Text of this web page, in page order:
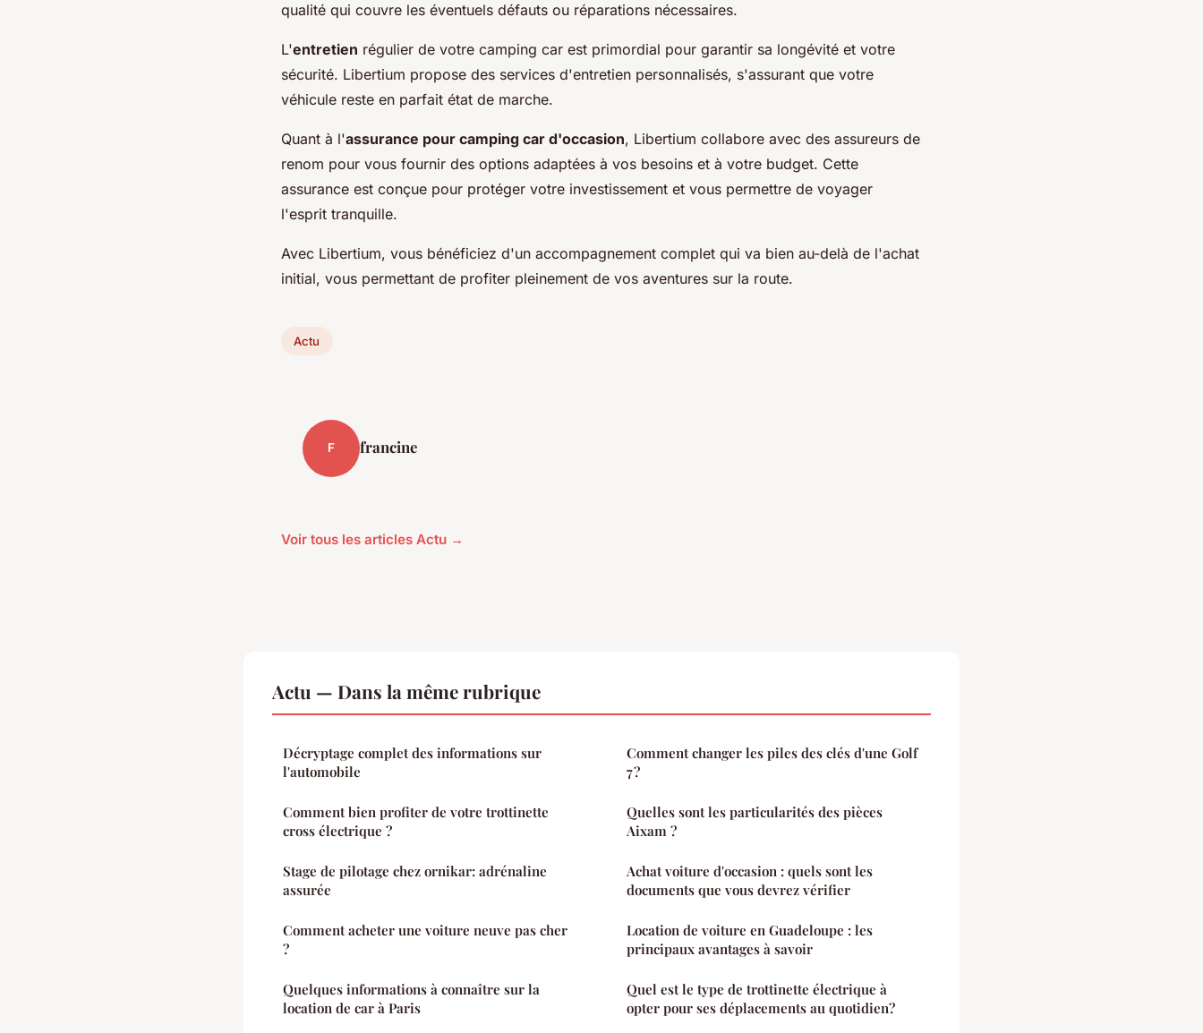
qualité qui couvre les éventuels défauts ou réparations nécessaires.
L'entretien régulier de votre camping car est primordial pour garantir sa longévité et votre
sécurité. Libertium propose des services d'entretien personnalisés, s'assurant que votre
véhicule reste en parfait état de marche.
Quant à l'assurance pour camping car d'occasion, Libertium collabore avec des assureurs de
renom pour vous fournir des options adaptées à vos besoins et à votre budget. Cette
assurance est conçue pour protéger votre investissement et vous permettre de voyager
l'esprit tranquille.
Avec Libertium, vous bénéficiez d'un accompagnement complet qui va bien au-delà de l'achat
initial, vous permettant de profiter pleinement de vos aventures sur la route.
Actu
F francine
Voir tous les articles Actu →
Actu — Dans la même rubrique
Décryptage complet des informations sur
l'automobile
Comment bien profiter de votre trottinette
cross électrique ?
Stage de pilotage chez ornikar: adrénaline
assurée
Comment acheter une voiture neuve pas cher
?
Quelques informations à connaître sur la
location de car à Paris
Comment changer les piles des clés d'une Golf
7 ?
Quelles sont les particularités des pièces
Aixam ?
Achat voiture d'occasion : quels sont les
documents que vous devrez vérifier
Location de voiture en Guadeloupe : les
principaux avantages à savoir
Quel est le type de trottinette électrique à
opter pour ses déplacements au quotidien?